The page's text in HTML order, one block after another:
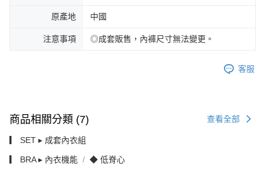
原產地 中國
注意事項 ◎成套販售，內褲尺寸無法變更。
客服
商品相關分類 (7) 查看全部
▎ SET ▸ 成套內衣組
▎ BRA ▸ 內衣機能 ◆ 低脊心